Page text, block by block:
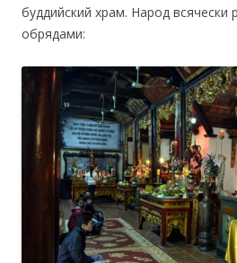
буддийский храм. Народ всячески
обрядами: